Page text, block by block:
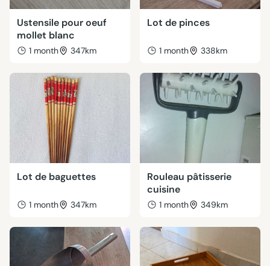
Ustensile pour oeuf
mollet blanc
1 month 347km
Lot de pinces
1 month 338km
Lot de baguettes
1 month 347km
Rouleau pâtisserie
cuisine
1 month 349km